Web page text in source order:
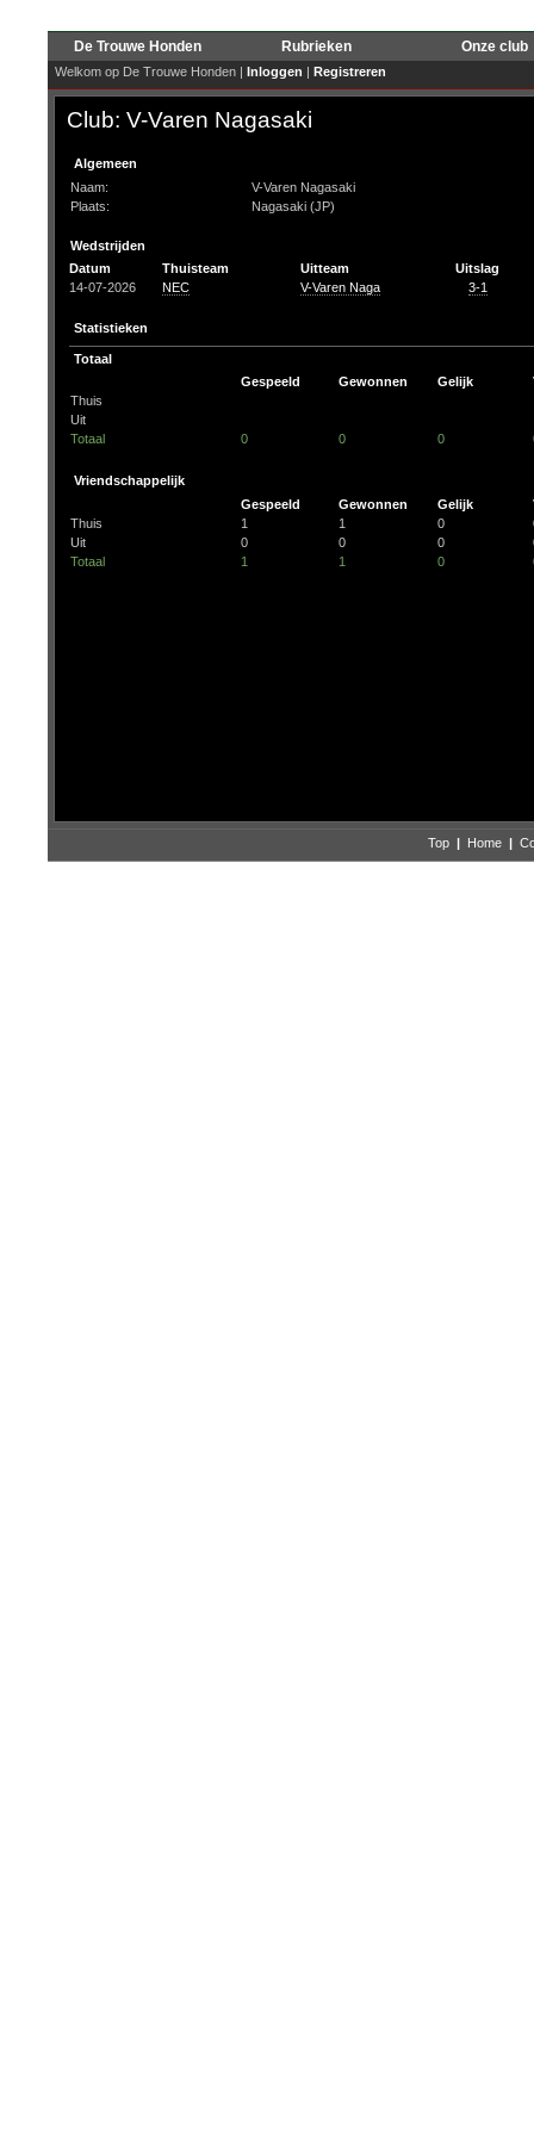
De Trouwe Honden Rubrieken Onze club
Welkom op De Trouwe Honden | Inloggen | Registreren
Club: V-Varen Nagasaki
Algemeen
Naam:
V-Varen Nagasaki
Plaats:
Nagasaki (JP)
Wedstrijden
Datum
Thuisteam Uitteam
Uitslag
14-07-2026
NEC V-Varen Naga 3-1
Statistieken
Totaal
Gespeeld
Gewonnen Gelijk
Thuis
Uit
Totaal
0 0 0
Vriendschappelijk
Gespeeld
Gewonnen Gelijk
Thuis
1 1 0
Uit
0 0 0
Totaal
1 1 0
Top | Home |